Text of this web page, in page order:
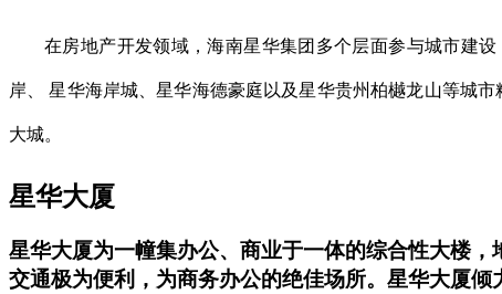
在房地产开发领域，海南星华集团多个层面参与城市建
岸、 星华海岸城、星华海德豪庭以及星华贵州柏樾龙山等城
大城。
星华大厦
星华大厦为一幢集办公、商业于一体的综合性大楼
交通极为便利，为商务办公的绝佳场所。星华大厦